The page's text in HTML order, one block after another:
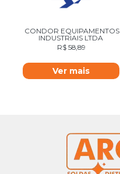
CONDOR EQUIPAMENTOS
INDUSTRIAIS LTDA
R$58,89
Ver mais